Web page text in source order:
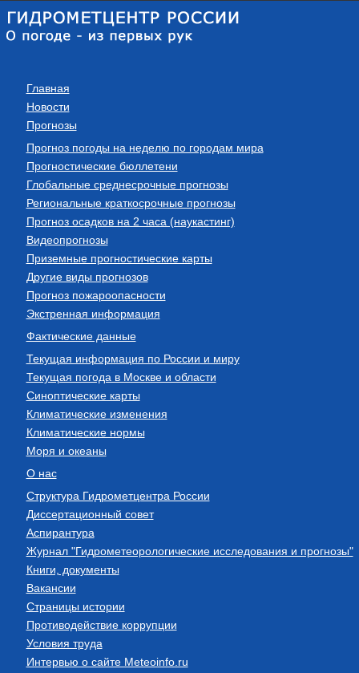
Главная
Новости
Прогнозы
Прогноз погоды на неделю по городам мира
Прогностические бюллетени
Глобальные среднесрочные прогнозы
Региональные краткосрочные прогнозы
Прогноз осадков на 2 часа (наукастинг)
Видеопрогнозы
Приземные прогностические карты
Другие виды прогнозов
Прогноз пожароопасности
Экстренная информация
Фактические данные
Текущая информация по России и миру
Текущая погода в Москве и области
Синоптические карты
Климатические изменения
Климатические нормы
Моря и океаны
О нас
Структура Гидрометцентра России
Диссертационный совет
Аспирантура
Журнал "Гидрометеорологические исследования и прогнозы"
Книги, документы
Вакансии
Страницы истории
Противодействие коррупции
Условия труда
Интервью о сайте Meteoinfo.ru